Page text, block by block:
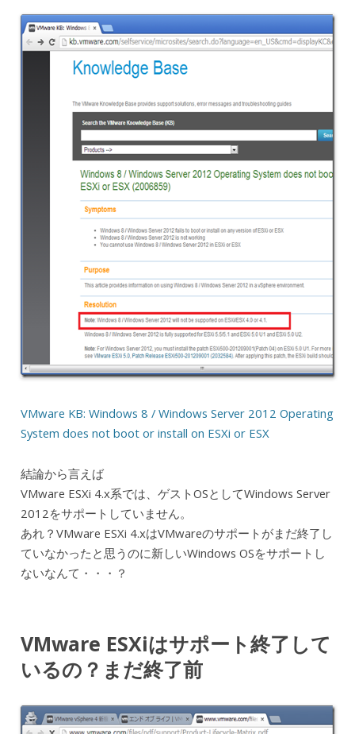
VMware KB: Windows 8 / Windows Server 2012 Operating
System does not boot or install on ESXi or ESX
結論から言えば
VMware ESXi 4.x系では、ゲストOSとしてWindows Server
2012をサポートしていません。
あれ？VMware ESXi 4.xはVMwareのサポートがまだ終了し
ていなかったと思うのに新しいWindows OSをサポートし
ないなんて・・・？
VMware ESXiはサポート終了して
いるの？まだ終了前